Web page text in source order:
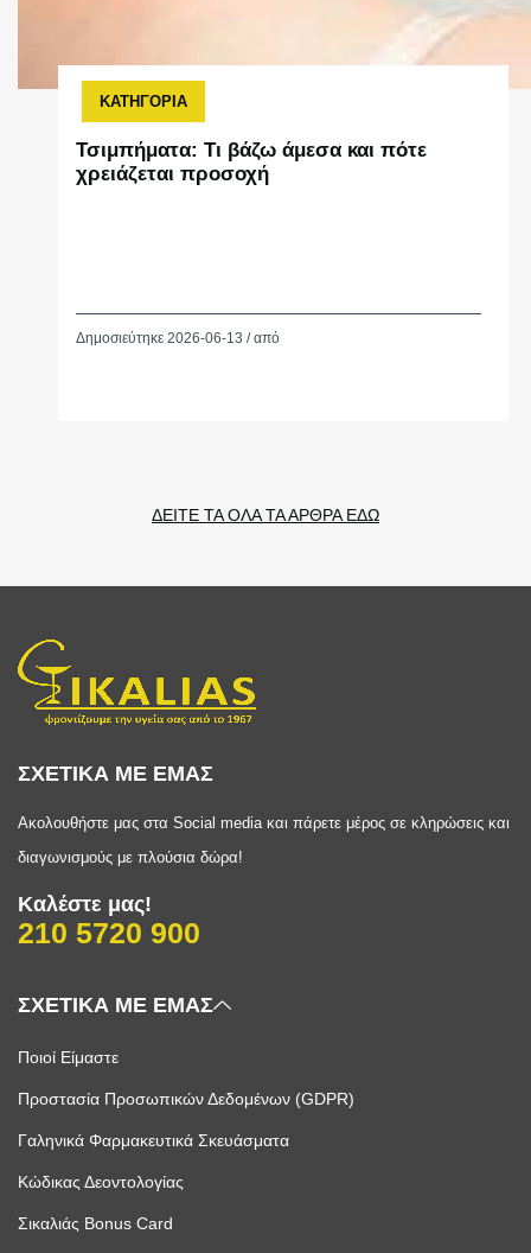
ΚΑΤΗΓΟΡΙΑ
Τσιμπήματα: Τι βάζω άμεσα και πότε
χρειάζεται προσοχή
Δημοσιεύτηκε 2026-06-13 / από
ΔΕΙΤΕ ΤΑ ΟΛΑ ΤΑ ΑΡΘΡΑ ΕΔΩ
ΣΧΕΤΙΚΑ ΜΕ ΕΜΑΣ
Ακολουθήστε μας στα Social media και πάρετε μέρος σε κληρώσεις και
διαγωνισμούς με πλούσια δώρα!
Καλέστε μας!
210 5720 900
ΣΧΕΤΙΚΑ ΜΕ ΕΜΑΣ
Ποιοί Είμαστε
Προστασία Προσωπικών Δεδομένων (GDPR)
Γαληνικά Φαρμακευτικά Σκευάσματα
Κώδικας Δεοντολογίας
Σικαλιάς Bonus Card